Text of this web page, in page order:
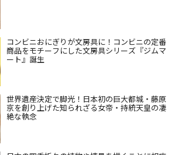
コンビニおにぎりが文房具に！コンビニの定番
商品をモチーフにした文房具シリーズ『ジムマ
ート』誕生
世界遺産決定で脚光！日本初の巨大都城・藤原
京を創り上げた知られざる女帝・持統天皇の凄
絶な執念